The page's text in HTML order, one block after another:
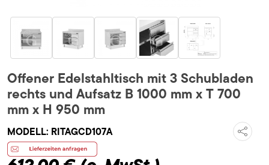
Offener Edelstahltisch mit 3 Schubladen
rechts und Aufsatz B 1000 mm x T 700
mm x H 950 mm
MODELL: RITAGCD107A